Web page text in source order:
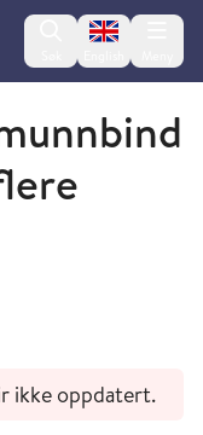
Change
ikke oppdatert.